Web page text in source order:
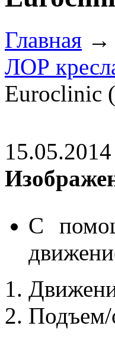
Главная →
ЛОР
Euroclinic
С
Подъем/